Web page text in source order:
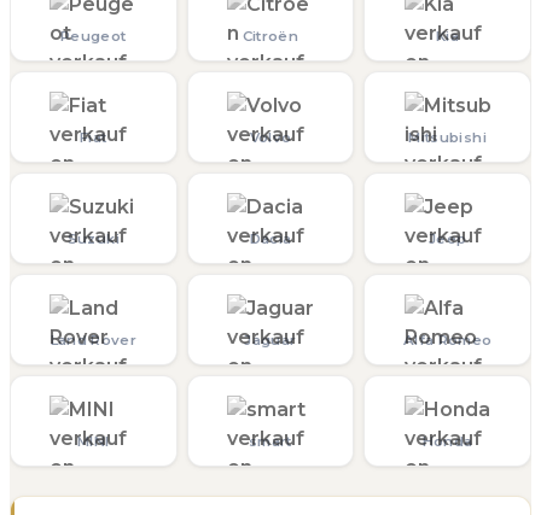
Peugeot Citroën Kia
Fiat Volvo Mitsubishi
Suzuki Dacia Jeep
Land Rover Jaguar Alfa Romeo
MINI smart Honda